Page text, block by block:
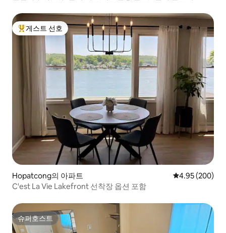
상위 게스트 선호
게스트 선호
Hopatcong의 아파트 평점 4.95점(5
4.95 (200)
C'est La Vie Lakefront 선착장 옵션 포함
슈퍼호스트
슈퍼호스트